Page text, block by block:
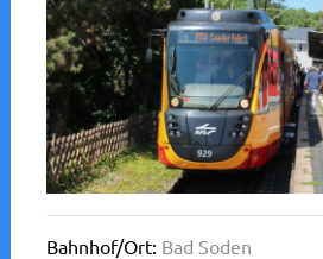
Bahnhof/Ort: Bad Soden